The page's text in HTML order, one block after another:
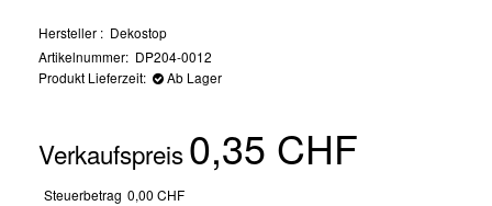
Hersteller
Dekostop
Artikelnummer: DP204-0012
Produkt Lieferzeit:
Ab Lager
Verkaufspreis0,35 CHF
Steuerbetrag 0,00 CHF